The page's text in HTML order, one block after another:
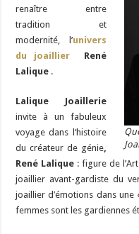
renaître entre
tradition et
modernité, l’univers
du joaillier
René
Lalique .
Lalique Joaillerie
invite à un fabuleux
voyage dans l‘histoire
du créateur de génie,
René Lalique : figure de
joaillier avant-gardiste du
joaillier d’émotions dans
femmes sont les gardiennes